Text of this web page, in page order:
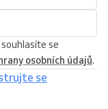
se
osobních údajů.
se